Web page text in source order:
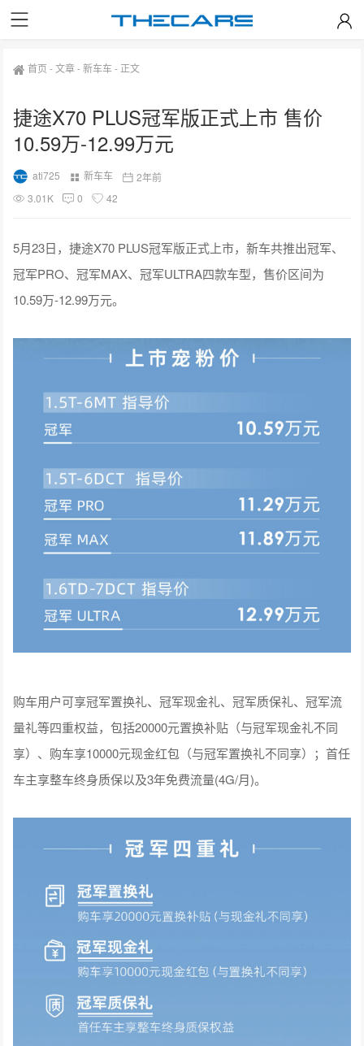
首页 -文章-新车车- 正文
捷途X70 PLUS冠军版正式上市 售价
10.59万-12.99万元
ati725 新车车
2年前
3.01K
0 42
5月23日，捷途X70 PLUS冠军版正式上市，新车共推出冠军、
冠军PRO、冠军MAX、冠军ULTRA四款车型，售价区间为
10.59万-12.99万元。
购车用户可享冠军置换礼、冠军现金礼、冠军质保礼、冠军流
量礼等四重权益，包括20000元置换补贴（与冠军现金礼不同
享）、购车享10000元现金红包（与冠军置换礼不同享）；首任
车主享整车终身质保以及3年免费流量(4G/月)。